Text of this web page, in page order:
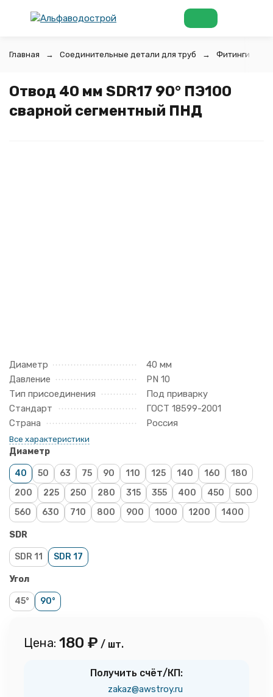
Главная Соединительные детали для труб Фитинги для
Отвод 40 мм SDR17 90° ПЭ100
сварной сегментный ПНД
Диаметр
40 мм
Давление
PN 10
Тип присоединения
Под приварку
Стандарт
ГОСТ 18599-2001
Страна
Россия
Все характеристики
Диаметр
40 50 63 75 90 110 125 140 160
180
200
225 250 280 315 355 400 450
500
560
630 710 800 900 1000 1200 1400
SDR
SDR 11 SDR 17
Угол
45° 90°
Цена: 180 ₽ / шт.
Получить счёт/КП:
zakaz@awstroy.ru